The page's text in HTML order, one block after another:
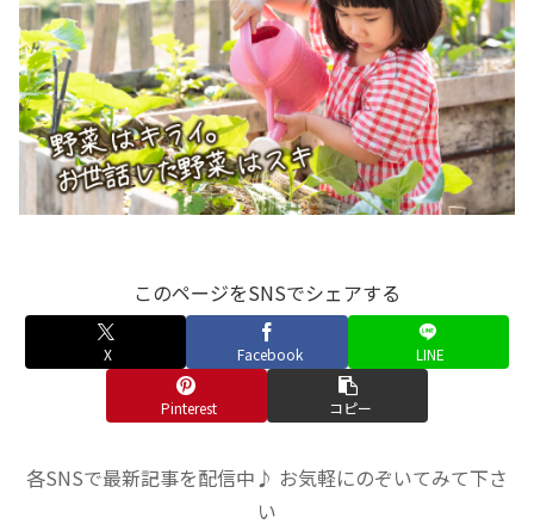
このページをSNSでシェアする
X Facebook LINE
Pinterest コピー
各SNSで最新記事を配信中♪ お気軽にのぞいてみて下さ
い